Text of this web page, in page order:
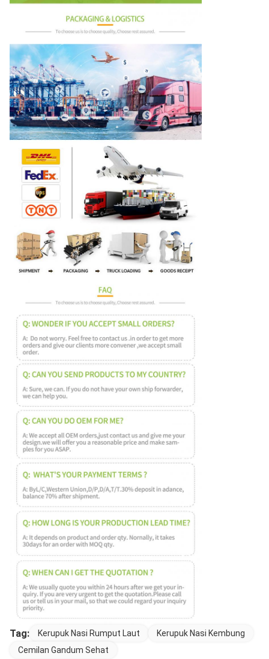
Tag: Kerupuk Nasi Rumput Laut
Kerupuk Nasi Kembung
Cemilan Gandum Sehat